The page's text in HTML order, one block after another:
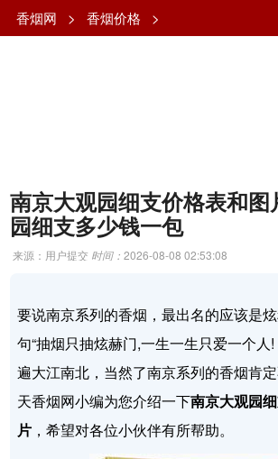
香烟网 > 香烟价格 >
南京大观园细支价格表和
园细支多少钱一包
来源：用户提交 时间：2026-08-08 02:53:08
要说南京系列的香烟，最出名的应该是
句“抽烟只抽炫赫门,一生一生只爱一个人!
遍大江南北，当然了南京系列的香烟肯
天香烟网小编为您介绍一下南京大观园
片 ，希望对各位小伙伴有所帮助。